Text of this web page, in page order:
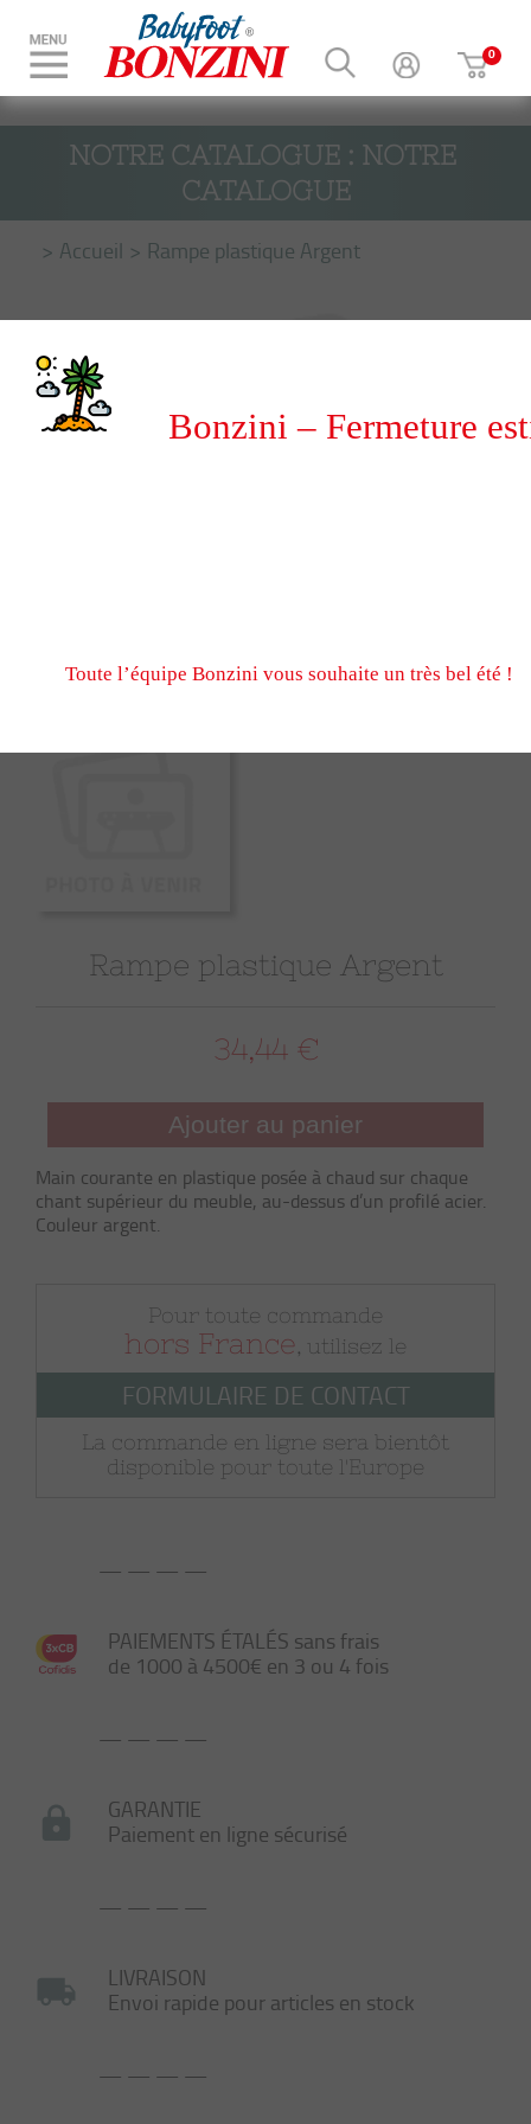
NOTRE CATALOGUE : NOTRE
CATALOGUE
Accueil Rampe plastique Argent
Rampe plastique Argent
34,44 €
Ajouter au panier
Main courante en plastique posée à chaud sur chaque
chant supérieur du meuble, au-dessus d’un profilé acier.
Couleur argent.
Pour toute commande
hors France , utilisez le
FORMULAIRE DE CONTACT
La commande en ligne sera bientôt
disponible pour toute l'Europe
— — — —
PAIEMENTS ÉTALÉS sans frais
de 1000 à 4500€ en 3 ou 4 fois
— — — —
GARANTIE
Paiement en ligne sécurisé
— — — —
LIVRAISON
Envoi rapide pour articles en stock
— — — —
Bonzini – Fermeture
Toute l’équipe Bonzini vous souhaite un très bel été !